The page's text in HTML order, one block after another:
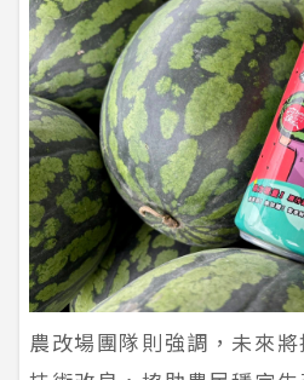
農改場團隊則強調，未來